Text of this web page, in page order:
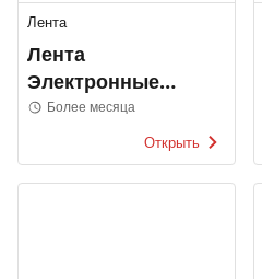
Лента
Лента
Электронные
каталоги
Более месяца
Открыть